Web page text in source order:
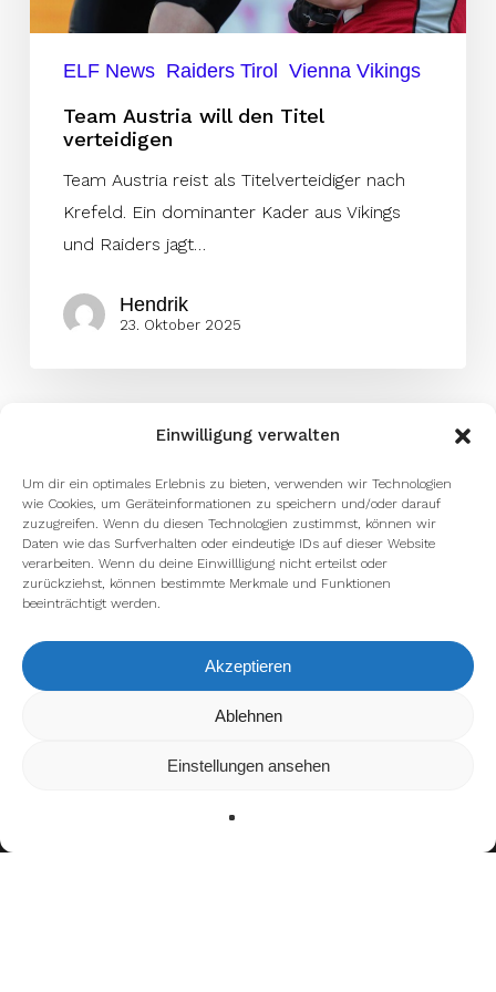
Einwilligung verwalten
Um dir ein optimales Erlebnis zu bieten, verwenden wir Technologien
wie Cookies, um Geräteinformationen zu speichern und/oder darauf
zuzugreifen. Wenn du diesen Technologien zustimmst, können wir
Daten wie das Surfverhalten oder eindeutige IDs auf dieser Website
verarbeiten. Wenn du deine Einwillligung nicht erteilst oder
zurückziehst, können bestimmte Merkmale und Funktionen
beeinträchtigt werden.
Akzeptieren
Ablehnen
Einstellungen ansehen
ELF News Raiders Tirol Vienna Vikings
Team Austria will den Titel
verteidigen
Team Austria reist als Titelverteidiger nach
Krefeld. Ein dominanter Kader aus Vikings
und Raiders jagt…
Hendrik
23. Oktober 2025
Wir verwenden Cookies, um dir die bestmögliche Erfahrung auf
kannst du erfahren, welche Cookies wir
verwenden oder sie ausschalten.